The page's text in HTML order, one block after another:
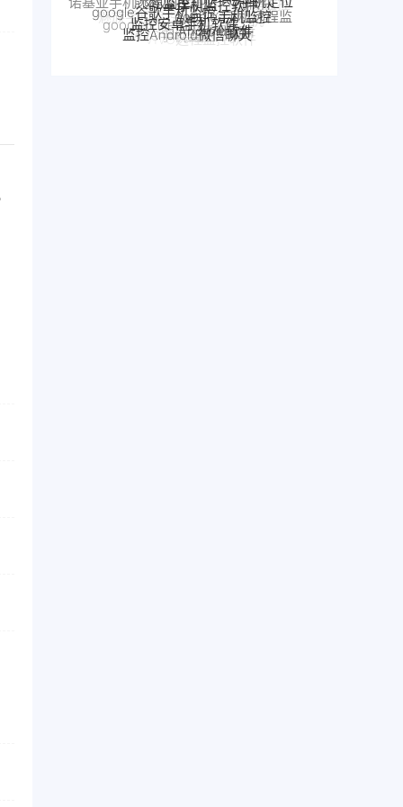
别人手机
realme手机监控
怎么远程监控中兴手机
中兴myos手机监控
魅族手机怎么远程监控另一台手机
魅族手机监控
控
手机窃听
VIVO远程监控软件
VIVO手机监控
Android软件
监控Android微信聊天